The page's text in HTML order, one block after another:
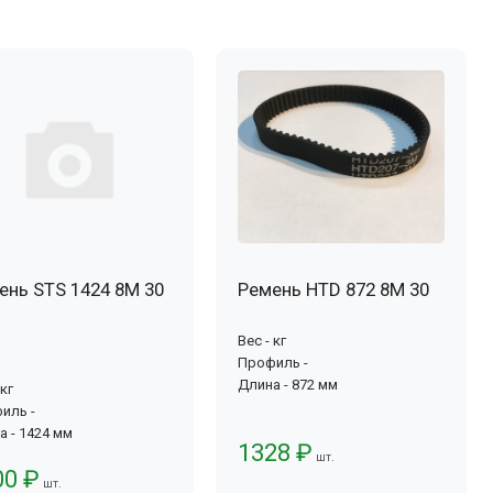
STS 1424 8M 30
-
- 1424 мм
₽ шт.
Ремень HTD 872 8M 30
Вес - кг
Профиль -
Длина - 872 мм
1328 ₽ шт.